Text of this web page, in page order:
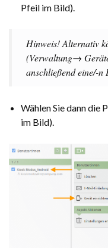
Pfeil im Bild).
Hinweis! Alternativ
(Verwaltung→
anschließend eine/-n
Wählen Sie dann die
im Bild).